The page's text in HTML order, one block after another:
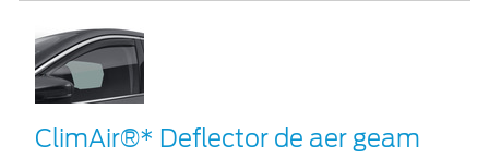
ClimAir®* Deflector de aer geam